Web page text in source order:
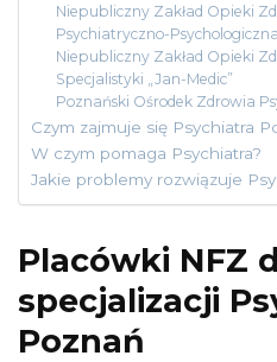
Niepubliczny Zakład Opieki
Psychiatryczno-
Niepubliczny Zakład Opieki
Specjalistyki „Jan-Medic”
Poznański Ośrodek Zdrowia
Czym zajmuje się Psychiatra
W czym pomaga Psychiatra?
Jakie problemy rozwiązuje
Placówki NFZ
specjalizacji
Poznań